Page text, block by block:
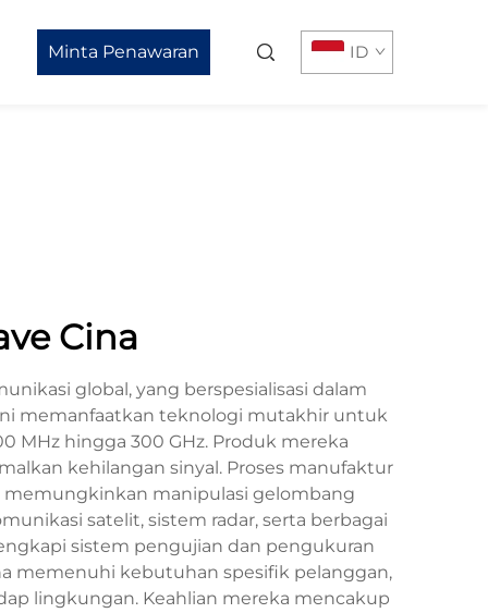
Minta Penawaran ID
Cina
global, yang berspesialisasi dalam
memanfaatkan teknologi mutakhir untuk
MHz hingga 300 GHz. Produk mereka
kehilangan sinyal. Proses manufaktur
memungkinkan manipulasi gelombang
satelit, sistem radar, serta berbagai
sistem pengujian dan pengukuran
memenuhi kebutuhan spesifik pelanggan,
lingkungan. Keahlian mereka mencakup